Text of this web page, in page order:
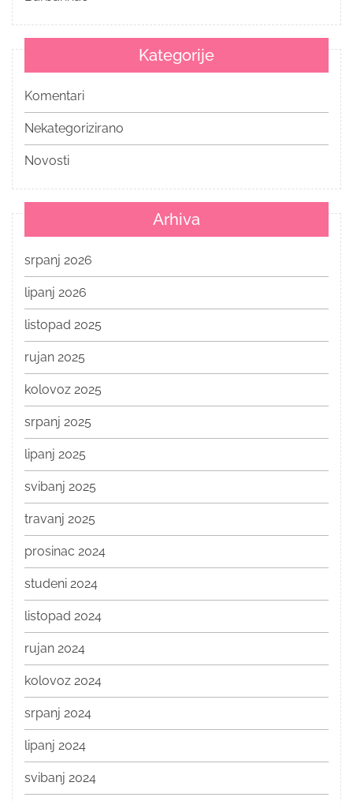
Kategorije
Komentari
Nekategorizirano
Novosti
Arhiva
srpanj 2026
lipanj 2026
listopad 2025
rujan 2025
kolovoz 2025
srpanj 2025
lipanj 2025
svibanj 2025
travanj 2025
prosinac 2024
studeni 2024
listopad 2024
rujan 2024
kolovoz 2024
srpanj 2024
lipanj 2024
svibanj 2024